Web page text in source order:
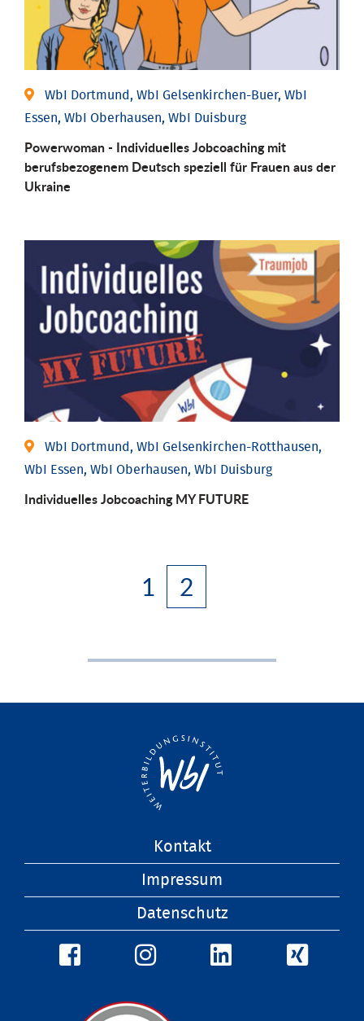
WbI Dortmund, WbI Gelsenkirchen-Buer, WbI
Essen, WbI Oberhausen, WbI Duisburg
Powerwoman - Individuelles Jobcoaching mit
berufsbezogenem Deutsch speziell für Frauen aus der
Ukraine
WbI Dortmund, WbI Gelsenkirchen-Rotthausen,
WbI Essen, WbI Oberhausen, WbI Duisburg
Individuelles Jobcoaching MY FUTURE
1 2
Kontakt
Impressum
Datenschutz